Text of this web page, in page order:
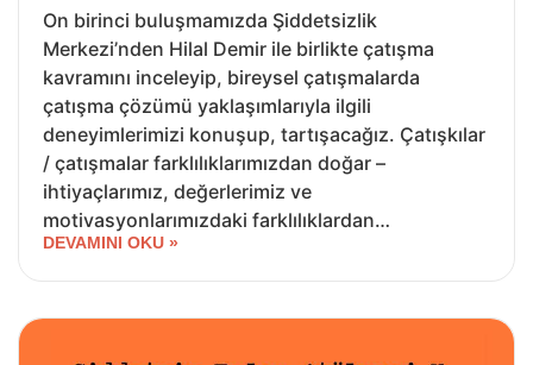
On birinci buluşmamızda Şiddetsizlik
Merkezi’nden Hilal Demir ile birlikte çatışma
kavramını inceleyip, bireysel çatışmalarda
çatışma çözümü yaklaşımlarıyla ilgili
deneyimlerimizi konuşup, tartışacağız. Çatışkılar
/ çatışmalar farklılıklarımızdan doğar –
ihtiyaçlarımız, değerlerimiz ve
motivasyonlarımızdaki farklılıklardan…
DEVAMINI OKU »